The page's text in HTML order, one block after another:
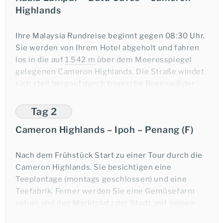
Highlands
Ihre Malaysia Rundreise beginnt gegen 08:30 Uhr.
Sie werden von Ihrem Hotel abgeholt und fahren
los in die auf 1.542 m über dem Meeresspiegel
gelegenen Cameron Highlands. Die Straße windet
sich steil bergauf durch tropische Regenwälder
von den Engländern angelegt wurden.
Unterwegs besichtigen Sie die berühmten Batu
kleine Tempel in den imposanten Kalksteinhöhlen
beherbergt den Schrein des Hindugottes
Subramaniam und ist das bedeutendste
hinduistische Heiligtum in Malaysia. Auf dem
weiteren Weg besuchen Sie noch den Lata
Tag 2
Cameron Highlands – Ipoh – Penang (F)
Nach dem Frühstück Start zu einer Tour durch die
Cameron Highlands. Sie besichtigen eine
Teeplantage (montags geschlossen) und eine
Teefabrik. Ferner werden Sie eine Gemüsefarm
sehen und den Marktplatz der Stadt, mit seinen
Malaysia Rundreise
von Kuala Lumpur nach Penang